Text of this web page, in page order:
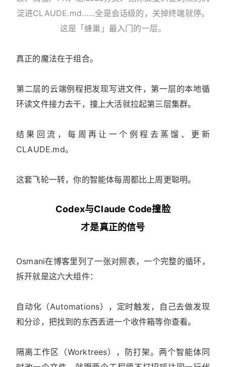
淀进CLAUDE.md……全是会话级的，关掉终端就停。
这是「蜂巢」最入门的一层。
真正的魔法在于组合。
第二层的云端例程把发现写进文件，第一层的本地循
环读文件接力去干，撞上大活就拉起第三层集群。
结果回流，每周再让一个例程去蒸馏、更新
CLAUDE.md。
这套飞轮一转，你的智能体每周都比上周更聪明。
Codex与Claude Code撞脸
才是真正的信号
Osmani在博客里列了一张对照表，一个完整的循环，
拆开就是这六大组件：
自动化（Automations），定时触发，自己去做发现
和分诊，把找到的东西丢进一个收件箱等你查看。
隔离工作区（Worktrees），防打架。两个智能体同